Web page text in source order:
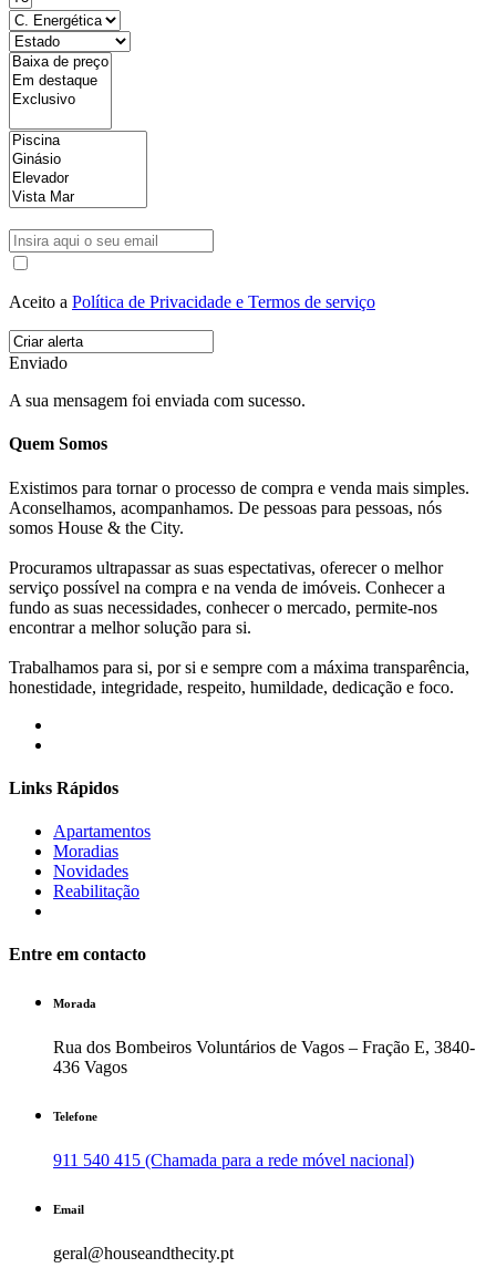
Aceito a Política de Privacidade e Termos de serviço
Enviado
A sua mensagem foi enviada com sucesso.
Quem Somos
Existimos para tornar o processo de compra e venda mais simples.
Aconselhamos, acompanhamos. De pessoas para pessoas, nós
somos House & the City.
Procuramos ultrapassar as suas espectativas, oferecer o melhor
serviço possível na compra e na venda de imóveis. Conhecer a
fundo as suas necessidades, conhecer o mercado, permite-nos
encontrar a melhor solução para si.
Trabalhamos para si, por si e sempre com a máxima transparência,
honestidade, integridade, respeito, humildade, dedicação e foco.
Links Rápidos
Apartamentos
Moradias
Novidades
Reabilitação
Entre em contacto
Morada
Rua dos Bombeiros Voluntários de Vagos – Fração E, 3840-
436 Vagos
Telefone
911 540 415 (Chamada para a rede móvel nacional)
Email
geral@houseandthecity.pt